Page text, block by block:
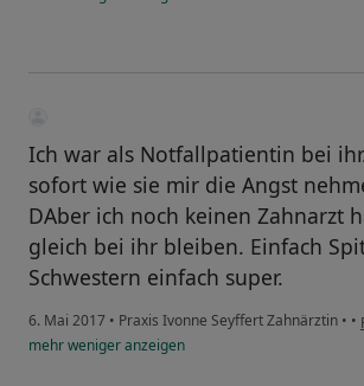
Ich war als Notfallpatientin bei
sofort wie sie mir die Angst
DAber ich noch keinen Zahnarzt
gleich bei ihr bleiben. Einfach
Schwestern einfach super.
6. Mai 2017 • Praxis Ivonne Seyffert Zahnärztin • •
mehrwenigeranzeigen